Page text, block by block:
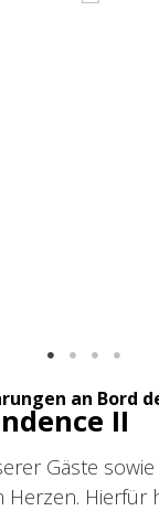
an Bord
II
Gäste
Herzen. Hierfür